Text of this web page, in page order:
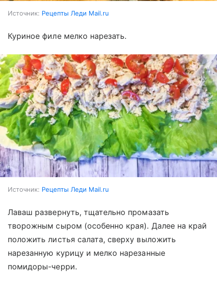
Источник: Рецепты Леди Mail.ru
Куриное филе мелко нарезать.
Источник: Рецепты Леди Mail.ru
Лаваш развернуть, тщательно промазать
творожным сыром (особенно края). Далее на край
положить листья салата, сверху выложить
нарезанную курицу и мелко нарезанные
помидоры-черри.